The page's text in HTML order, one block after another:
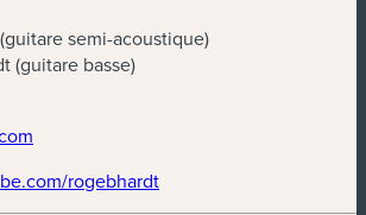
semi-acoustique)
(guitare basse)
rogebhardt(nouvelle fenêtre)